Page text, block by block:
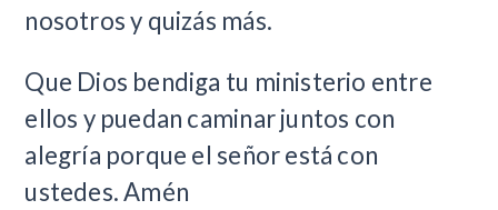
nosotros y quizás más.
Que Dios bendiga tu ministerio entre
ellos y puedan caminar juntos con
alegría porque el señor está con
ustedes. Amén